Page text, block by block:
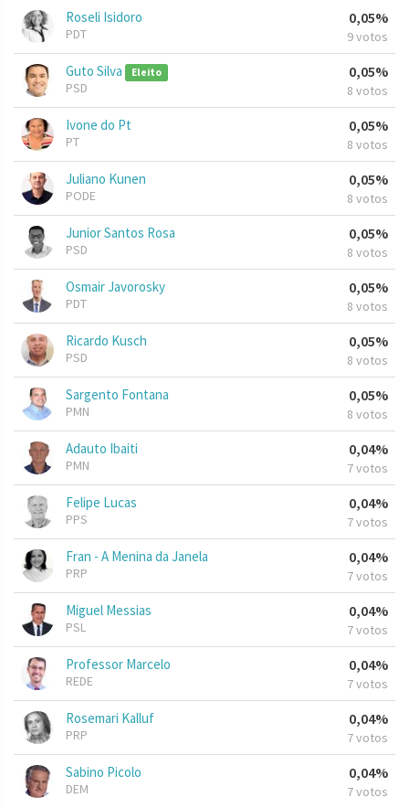
Roseli Isidoro
PDT
0,05%
9 votos
Guto Silva Eleito
PSD
0,05%
8 votos
Ivone do Pt
PT
0,05%
8 votos
Juliano Kunen
PODE
0,05%
8 votos
Junior Santos Rosa
PSD
0,05%
8 votos
Osmair Javorosky
PDT
0,05%
8 votos
Ricardo Kusch
PSD
0,05%
8 votos
Sargento Fontana
PMN
0,05%
8 votos
Adauto Ibaiti
PMN
0,04%
7 votos
Felipe Lucas
PPS
0,04%
7 votos
Fran - A Menina da Janela
PRP
0,04%
7 votos
Miguel Messias
PSL
0,04%
7 votos
Professor Marcelo
REDE
0,04%
7 votos
Rosemari Kalluf
PRP
0,04%
7 votos
Sabino Picolo
DEM
0,04%
7 votos